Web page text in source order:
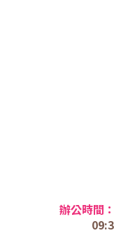
辦公時間：